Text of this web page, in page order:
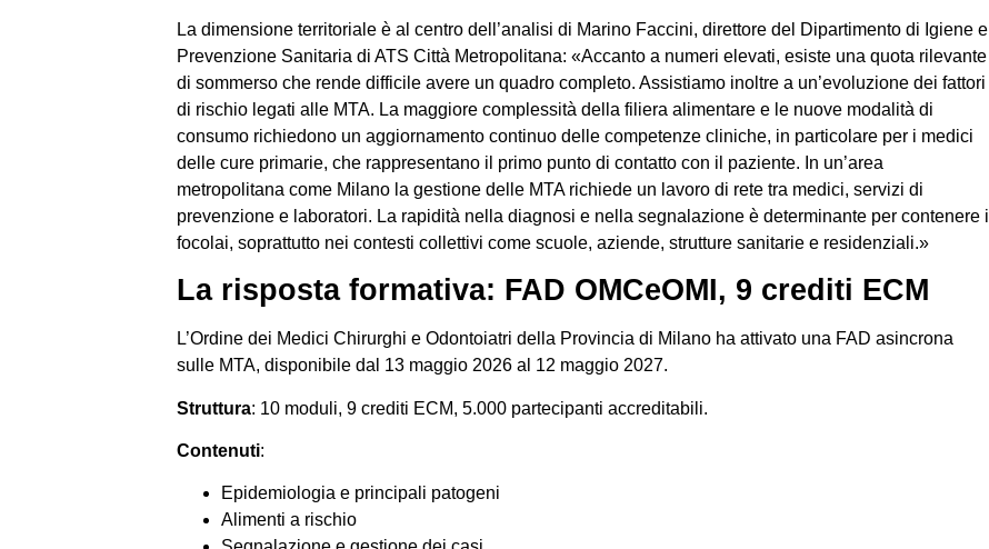
La dimensione territoriale è al centro dell’analisi di Marino Faccini, direttore del Dipartimento di Igiene e
Prevenzione Sanitaria di ATS Città Metropolitana: «Accanto a numeri elevati, esiste una quota rilevante
di sommerso che rende difficile avere un quadro completo. Assistiamo inoltre a un’evoluzione dei fattori
di rischio legati alle MTA. La maggiore complessità della filiera alimentare e le nuove modalità di
consumo richiedono un aggiornamento continuo delle competenze cliniche, in particolare per i medici
delle cure primarie, che rappresentano il primo punto di contatto con il paziente. In un’area
metropolitana come Milano la gestione delle MTA richiede un lavoro di rete tra medici, servizi di
prevenzione e laboratori. La rapidità nella diagnosi e nella segnalazione è determinante per contenere i
focolai, soprattutto nei contesti collettivi come scuole, aziende, strutture sanitarie e residenziali.»
La risposta formativa: FAD OMCeOMI, 9 crediti ECM
L’Ordine dei Medici Chirurghi e Odontoiatri della Provincia di Milano ha attivato una FAD asincrona
sulle MTA, disponibile dal 13 maggio 2026 al 12 maggio 2027.
Struttura: 10 moduli, 9 crediti ECM, 5.000 partecipanti accreditabili.
Contenuti:
Epidemiologia e principali patogeni
Alimenti a rischio